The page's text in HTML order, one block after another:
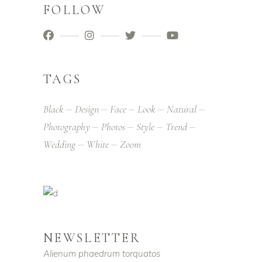
FOLLOW
TAGS
Black Design Face Look
Natural
Photography
Photos Style
Trend
Wedding
White Zoom
NEWSLETTER
Alienum phaedrum torquatos